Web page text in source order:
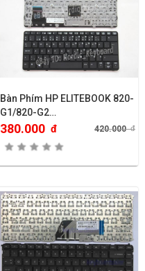
Bàn Phím HP ELITEBOOK 820-
G1/820-G2…
380.000 đ 420.000đ